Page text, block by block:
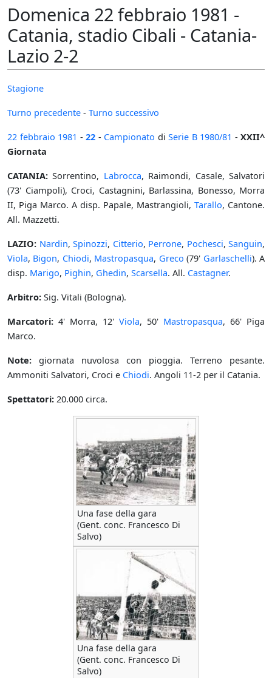
Domenica 22 febbraio 1981 -
Catania, stadio Cibali - Catania-
Lazio 2-2
Stagione
Turno precedente - Turno successivo
22 febbraio 1981 - 22 - Campionato di Serie B 1980/81 - XXII^
Giornata
CATANIA: Sorrentino, Labrocca, Raimondi, Casale, Salvatori
(73' Ciampoli), Croci, Castagnini, Barlassina, Bonesso, Morra
II, Piga Marco. A disp. Papale, Mastrangioli, Tarallo, Cantone.
All. Mazzetti.
LAZIO: Nardin, Spinozzi, Citterio, Perrone, Pochesci, Sanguin,
Viola, Bigon, Chiodi, Mastropasqua, Greco (79' Garlaschelli). A
disp. Marigo, Pighin, Ghedin, Scarsella. All. Castagner.
Arbitro: Sig. Vitali (Bologna).
Marcatori: 4' Morra, 12' Viola, 50' Mastropasqua, 66' Piga
Marco.
Note: giornata nuvolosa con pioggia. Terreno pesante.
Ammoniti Salvatori, Croci e Chiodi. Angoli 11-2 per il Catania.
Spettatori: 20.000 circa.
Una fase della gara
(Gent. conc. Francesco Di
Salvo)
Una fase della gara
(Gent. conc. Francesco Di
Salvo)